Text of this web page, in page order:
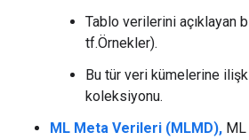
Tablo verilerini açıklayan
tf.Örnekler).
Bu tür veri kümelerine
koleksiyonu.
ML Meta Verileri (MLMD),